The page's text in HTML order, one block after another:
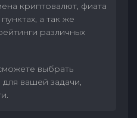
криптовалют, фиата
а так же
различных
выбрать
вашей задачи,